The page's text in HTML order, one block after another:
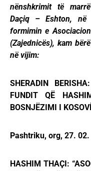
nënshkrimit të
Daçiq – Eshton,
formimin e
(Zajednicës), kam
në vijim:
SHERADIN
FUNDIT QË
BOSNJËZIMI I
Pashtriku, org, 27.
HASHIM THAҪI: